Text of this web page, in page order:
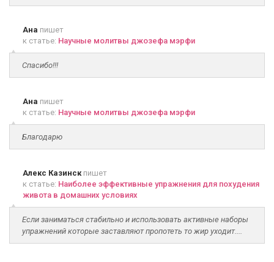
Ана пишет
к статье: Научные молитвы джозефа мэрфи
Спасибо!!!
Ана пишет
к статье: Научные молитвы джозефа мэрфи
Благодарю
Алекс Казинскпишет
к статье: Наиболее эффективные упражнения для похудения
живота в домашних условиях
Если заниматься стабильно и использовать активные наборы
упражнений которые заставляют пропотеть то жир уходит....